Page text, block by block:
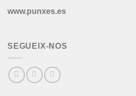
www.punxes.es
SEGUEIX-NOS